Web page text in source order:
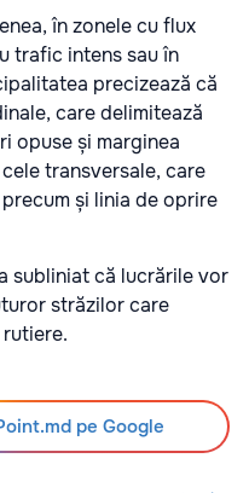
în zonele cu flux
trafic intens sau în
precizează că
care delimitează
opuse și marginea
transversale, care
și linia de oprire
subliniat că lucrările vor
străzilor care
pe Google